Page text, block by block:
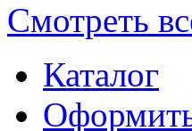
Смотреть
Каталог